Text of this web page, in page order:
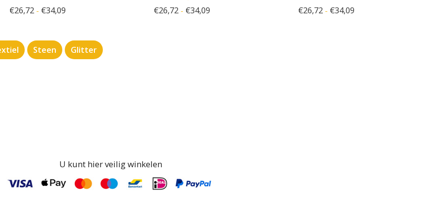
€26,72- €34,09
€26,72- €34,09
€26,72 - €34,09
Steen Glitter
U kunt hier veilig winkelen